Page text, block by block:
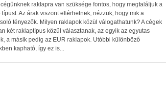
raklapra van szüksége fontos, hogy megtaláljuk a
Az árak viszont eltérhetnek, nézzük, hogy mik a
tényezők. Milyen raklapok közül válogathatunk? A cégek
két raklaptípus közül választanak, az egyik az egyutas
a másik pedig az EUR raklapok. Utóbbi különböző
kapható, így ez is...